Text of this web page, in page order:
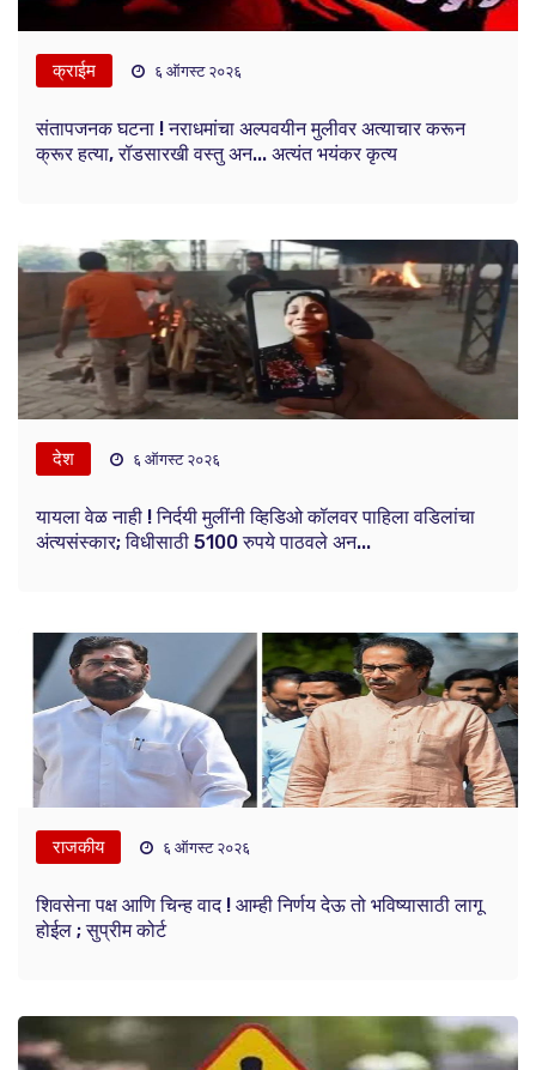
क्राईम ६ ऑगस्ट २०२६
संतापजनक घटना ! नराधमांचा अल्पवयीन मुलीवर अत्याचार करून
क्रूर हत्या, रॉडसारखी वस्तु अन... अत्यंत भयंकर कृत्य
देश ६ ऑगस्ट २०२६
यायला वेळ नाही ! निर्दयी मुलींनी व्हिडिओ कॉलवर पाहिला वडिलांचा
अंत्यसंस्कार; विधीसाठी 5100 रुपये पाठवले अन...
राजकीय ६ ऑगस्ट २०२६
शिवसेना पक्ष आणि चिन्ह वाद ! आम्ही निर्णय देऊ तो भविष्यासाठी लागू
होईल ; सुप्रीम कोर्ट